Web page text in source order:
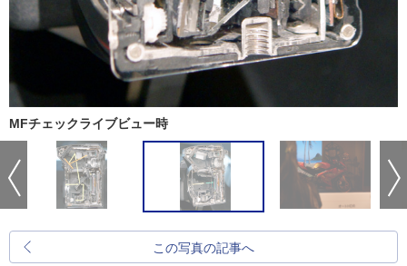
MFチェックライブビュー時
この写真の記事へ